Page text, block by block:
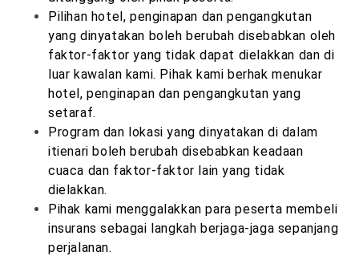
Pilihan hotel, penginapan dan pengangkutan
yang dinyatakan boleh berubah disebabkan oleh
faktor-faktor yang tidak dapat dielakkan dan di
luar kawalan kami. Pihak kami berhak menukar
hotel, penginapan dan pengangkutan yang
setaraf.
Program dan lokasi yang dinyatakan di dalam
itienari boleh berubah disebabkan keadaan
cuaca dan faktor-faktor lain yang tidak
dielakkan.
Pihak kami menggalakkan para peserta membeli
insurans sebagai langkah berjaga-jaga sepanjang
perjalanan.